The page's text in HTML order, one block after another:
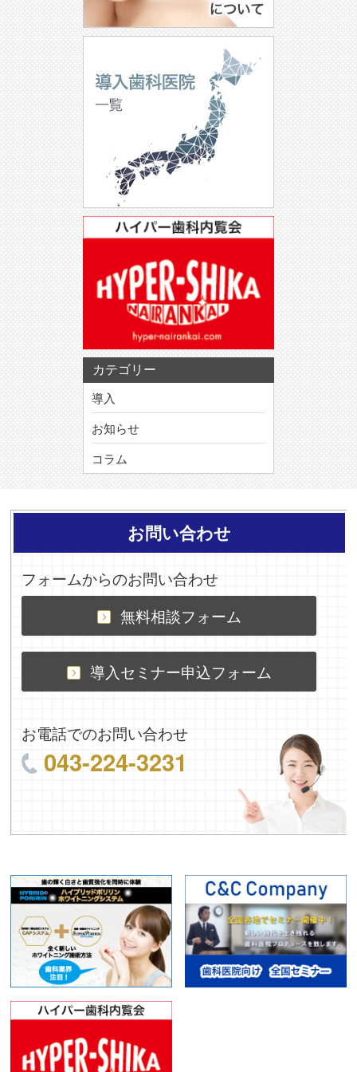
カテゴリー
導入
お知らせ
コラム
お問い合わせ
フォームからのお問い合わせ
無料相談フォーム
導入セミナー申込フォーム
お電話でのお問い合わせ
043-224-3231